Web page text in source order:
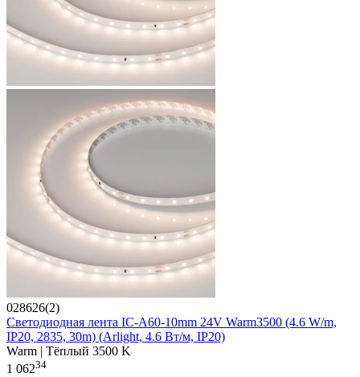
028626(2)
Светодиодная лента IC-A60-10mm 24V Warm3500 (4.6 W/m,
IP20, 2835, 30m) (Arlight, 4.6 Вт/м, IP20)
Warm | Тёплый 3500 K
1 06234